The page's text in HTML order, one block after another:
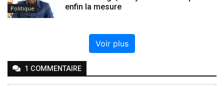
Politique
enfin la mesure
Voir plus
1 COMMENTAIRE